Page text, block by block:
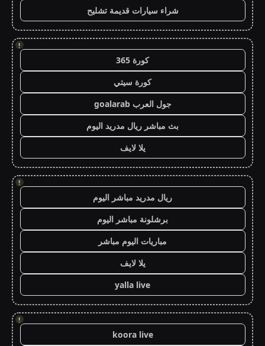
شراء سيارات قديمة تشليح
!
كورة 365
كورة سيتي
جول العرب goalarab
بث مباشر ريال مدريد اليوم
يلا لايف
!
ريال مدريد مباشر اليوم
برشلونة مباشر اليوم
مباريات اليوم مباشر
يلا لايف
yalla live
!
koora live